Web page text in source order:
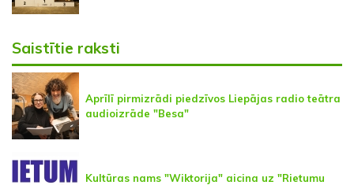
Saistītie raksti
Aprīlī pirmizrādi piedzīvos Liepājas radio teātra
audioizrāde "Besa"
Kultūras nams "Wiktorija" aicina uz "Rietumu